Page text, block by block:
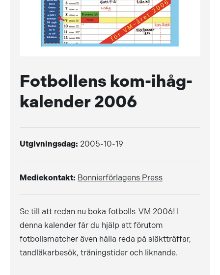
Fotbollens kom-ihåg-
kalender 2006
Utgivningsdag: 2005-10-19
Mediekontakt: Bonnierförlagens Press
Se till att redan nu boka fotbolls-VM 2006! I
denna kalender får du hjälp att förutom
fotbollsmatcher även hålla reda på släktträffar,
tandläkarbesök, träningstider och liknande.